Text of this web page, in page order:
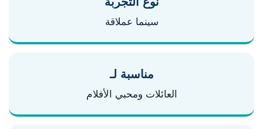
سينما عملاقة
مناسبة لـ
العائلات ومحبي الأفلام